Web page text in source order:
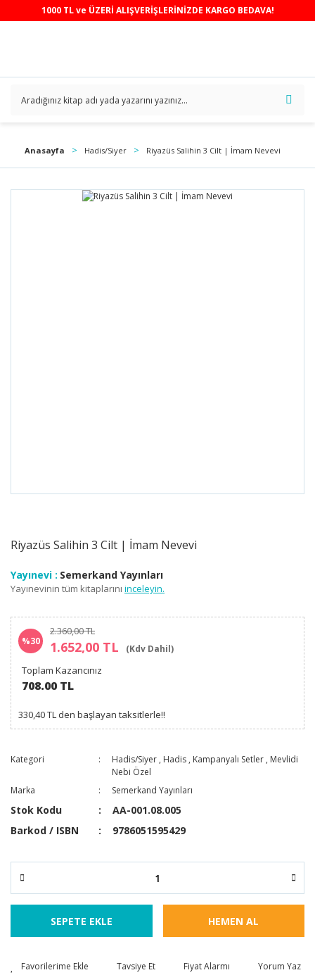
1000 TL ve ÜZERİ ALIŞVERİŞLERİNİZDE KARGO BEDAVA!
Anasayfa Hadis/Siyer Riyazüs Salihin 3 Cilt | İmam Nevevi
Riyazüs Salihin 3 Cilt | İmam Nevevi
Yayınevi : Semerkand Yayınları
Yayınevinin tüm kitaplarını inceleyin.
%30
2.360,00 TL
1.652,00 TL (Kdv Dahil)
Toplam Kazancınız
708.00 TL
330,40 TL den başlayan taksitlerle!!
Kategori Hadis/Siyer , Hadis , Kampanyalı Setler , Mevlidi
Nebi Özel
Marka
Semerkand Yayınları
Stok Kodu
AA-001.08.005
Barkod / ISBN
9786051595429
SEPETE EKLE HEMEN AL
Tavsiye Et Fiyat Alarmı Yorum Yaz